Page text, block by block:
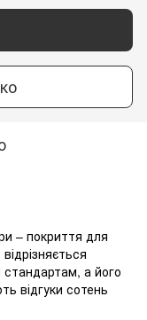
– покриття для
стандартам, а його
відгуки сотень